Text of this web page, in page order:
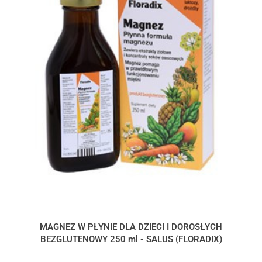
MAGNEZ W PŁYNIE DLA DZIECI I DOROSŁYCH
BEZGLUTENOWY 250 ml - SALUS (FLORADIX)